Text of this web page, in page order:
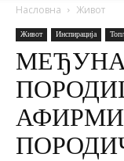
Насловна Живот
Живот Инспирација